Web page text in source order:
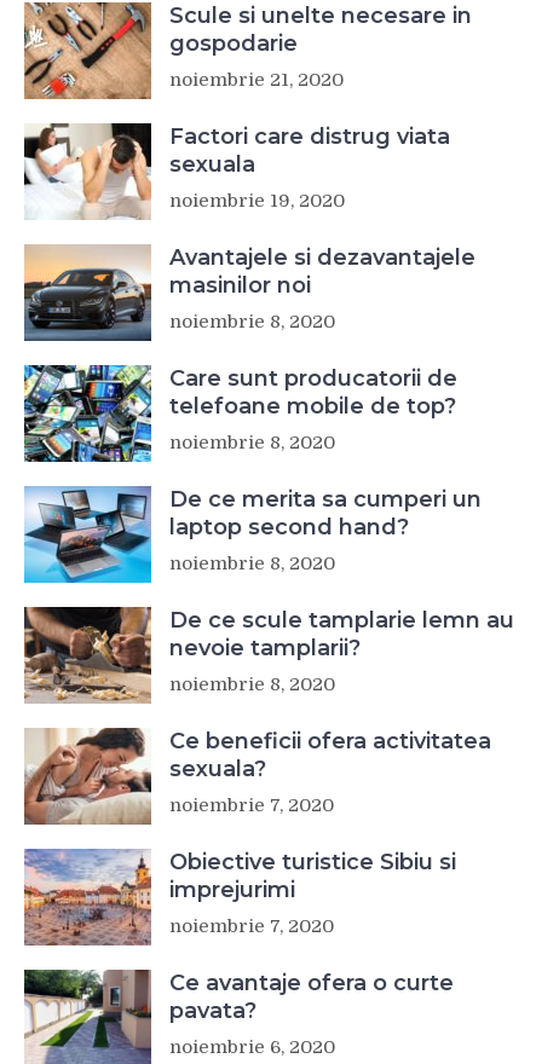
Scule si unelte necesare in
gospodarie
noiembrie 21, 2020
Factori care distrug viata
sexuala
noiembrie 19, 2020
Avantajele si dezavantajele
masinilor noi
noiembrie 8, 2020
Care sunt producatorii de
telefoane mobile de top?
noiembrie 8, 2020
De ce merita sa cumperi un
laptop second hand?
noiembrie 8, 2020
De ce scule tamplarie lemn au
nevoie tamplarii?
noiembrie 8, 2020
Ce beneficii ofera activitatea
sexuala?
noiembrie 7, 2020
Obiective turistice Sibiu si
imprejurimi
noiembrie 7, 2020
Ce avantaje ofera o curte
pavata?
noiembrie 6, 2020